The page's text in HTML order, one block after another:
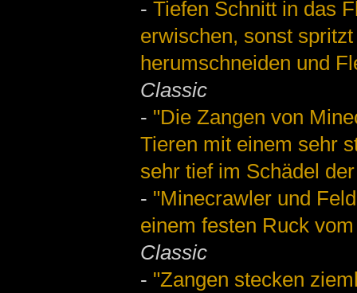
-Tiefen Schnitt in das
erwischen, sonst
herumschneiden und
Classic
- "Die Zangen von
Tieren mit einem sehr
sehr tief im Schädel
- "Minecrawler und
einem festen Ruck
Classic
- "Zangen stecken